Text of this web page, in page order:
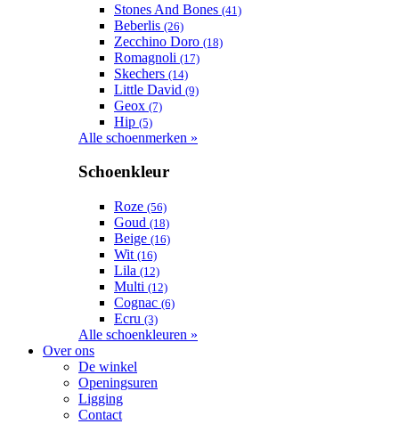
Stones And Bones (41)
Beberlis (26)
Zecchino Doro (18)
Romagnoli (17)
Skechers (14)
Little David (9)
Geox (7)
Hip (5)
Alle schoenmerken »
Schoenkleur
Roze (56)
Goud (18)
Beige (16)
Wit (16)
Lila (12)
Multi (12)
Cognac (6)
Ecru (3)
Alle schoenkleuren »
Over ons
De winkel
Openingsuren
Ligging
Contact